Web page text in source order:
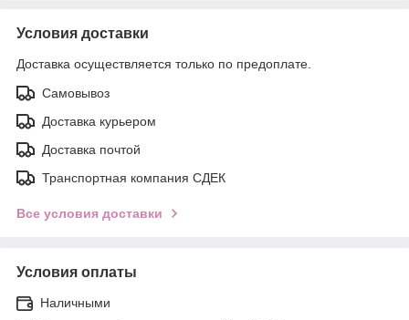
Условия доставки
Доставка осуществляется только по предоплате.
Самовывоз
Доставка курьером
Доставка почтой
Транспортная компания СДЕК
Все условия доставки
Условия оплаты
Наличными